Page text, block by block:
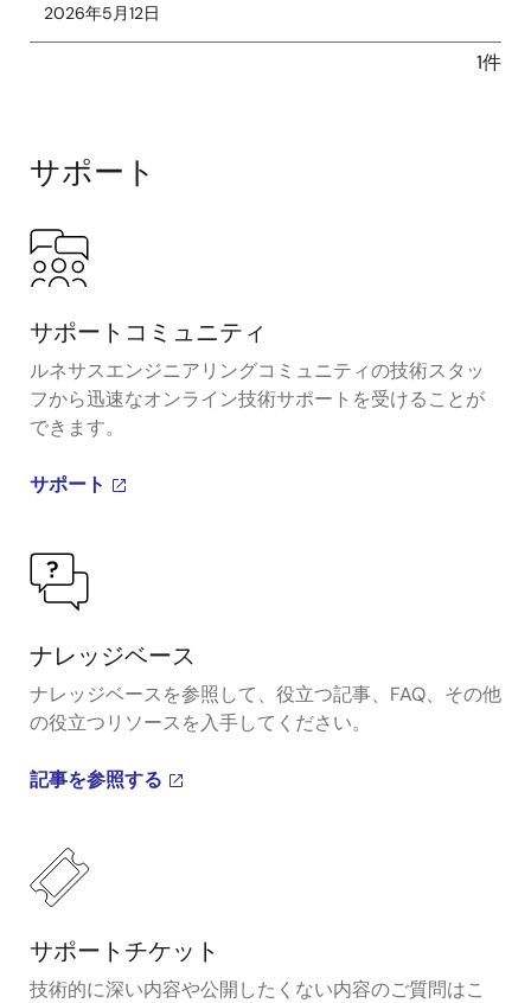
2026年5月12日
1件
サポート
サポートコミュニティ
ルネサスエンジニアリングコミュニティの技術スタッ
フから迅速なオンライン技術サポートを受けることが
できます。
サポート
ナレッジベース
ナレッジベースを参照して、役立つ記事、FAQ、その他
の役立つリソースを入手してください。
記事を参照する
サポートチケット
技術的に深い内容や公開したくない内容のご質問はこ